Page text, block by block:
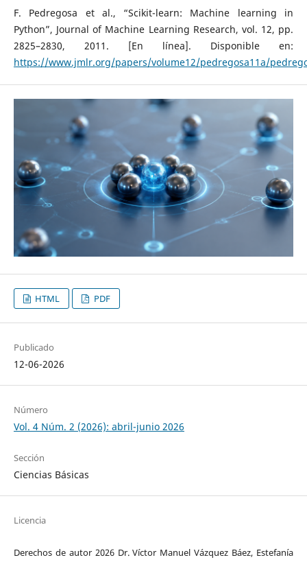
F. Pedregosa et al., “Scikit-learn: Machine learning in
Python”, Journal of Machine Learning Research, vol. 12, pp.
2825–2830, 2011. [En línea]. Disponible en:
https://www.jmlr.org/papers/volume12/pedregosa11a/
HTML PDF
Publicado
12-06-2026
Número
Vol. 4 Núm. 2 (2026): abril-junio 2026
Sección
Ciencias Básicas
Licencia
Derechos de autor 2026 Dr. Víctor Manuel Vázquez Báez, Estefanía